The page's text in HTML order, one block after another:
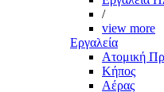
/
view more
Εργαλεία
Aτομική
Kήπος
Αέρας